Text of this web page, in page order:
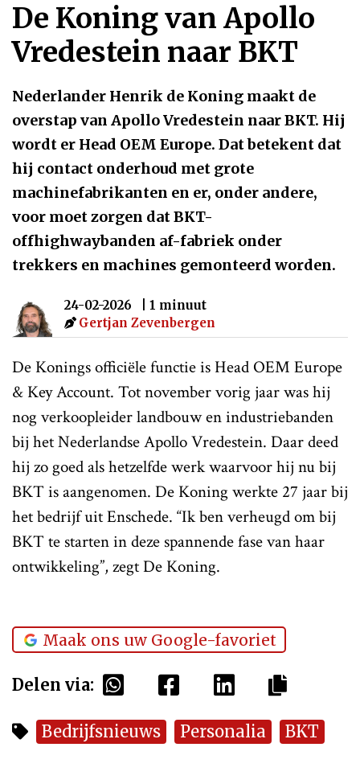
De Koning van Apollo
Vredestein naar BKT
Nederlander Henrik de Koning maakt de
overstap van Apollo Vredestein naar BKT. Hij
wordt er Head OEM Europe. Dat betekent dat
hij contact onderhoud met grote
machinefabrikanten en er, onder andere,
voor moet zorgen dat BKT-
offhighwaybanden af-fabriek onder
trekkers en machines gemonteerd worden.
24-02-2026
| 1 minuut
Gertjan Zevenbergen
De Konings officiële functie is Head OEM Europe
& Key Account. Tot november vorig jaar was hij
nog verkoopleider landbouw en industriebanden
bij het Nederlandse Apollo Vredestein. Daar deed
hij zo goed als hetzelfde werk waarvoor hij nu bij
BKT is aangenomen. De Koning werkte 27 jaar bij
het bedrijf uit Enschede. “Ik ben verheugd om bij
BKT te starten in deze spannende fase van haar
ontwikkeling”, zegt De Koning.
Maak ons uw Google-favoriet
Delen via:
Bedrijfsnieuws Personalia BKT